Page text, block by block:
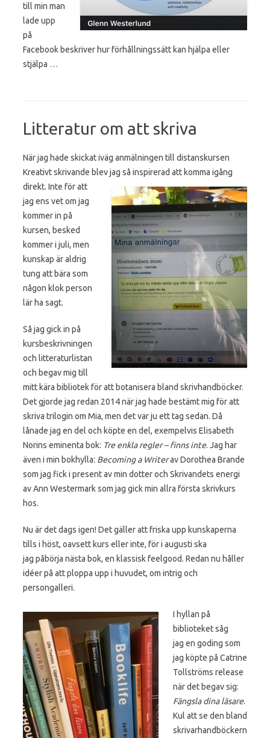
till min man
lade upp
på
Facebook beskriver hur förhållningssätt kan hjälpa eller
stjälpa …
Litteratur om att skriva
När jag hade skickat iväg anmälningen till distanskursen
Kreativt skrivande blev jag så inspirerad att komma igång
direkt. Inte för att
jag ens vet om jag
kommer in på
kursen, besked
kommer i juli, men
kunskap är aldrig
tung att bära som
någon klok person
lär ha sagt.
Så jag gick in på
kursbeskrivningen
och litteraturlistan
och begav mig till
mitt kära bibliotek för att botanisera bland skrivhandböcker.
Det gjorde jag redan 2014 när jag hade bestämt mig för att
skriva trilogin om Mia, men det var ju ett tag sedan. Då
lånade jag en del och köpte en del, exempelvis Elisabeth
Norins eminenta bok: Tre enkla regler – finns inte. Jag har
även i min bokhylla: Becoming a Writerav Dorothea Brande
som jag fick i present av min dotter och Skrivandets energi
av Ann Westermark som jag gick min allra första skrivkurs
hos.
Nu är det dags igen! Det gäller att friska upp kunskaperna
tills i höst, oavsett kurs eller inte, för i augusti ska
jag påbörja nästa bok, en klassisk feelgood. Redan nu håller
idéer på att ploppa upp i huvudet, om intrig och
persongalleri.
I hyllan på
biblioteket såg
jag en goding som
jag köpte på Catrine
Tollströms release
när det begav sig:
Fängsla dina läsare.
Kul att se den bland
skrivarhandböckern